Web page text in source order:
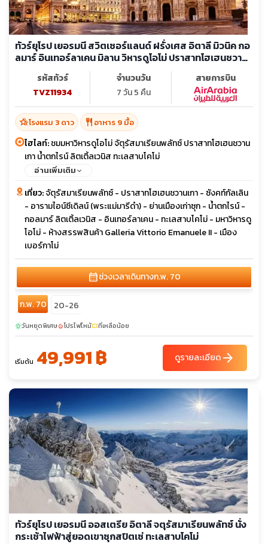
ทัวร์ยุโรป เยอรมนี สวิตเซอร์แลนด์ ฝรั่งเศส อิตาลี มิวนิค กอ
ลมาร์ อินเทอร์ลาเคน มิลาน วิหารดูโอโม่ ปราสาทโฮเฮนชวาน
รหัสทัวร์
TVZ11934
จำนวนวัน
7 วัน 5 คืน
สายการบิน
hotel_classโรงแรม 3 ดาว restaurant อาหาร 9 มื้อ
ไฮไลท์:ชมมหาวิหารดูโอโม่ จัตุรัสมาเรียนพลัทซ์ ปราสาทโฮเฮนชวาน
เกา น้ำตกไรน์ ลิตเติ้ลเวนิส ทะเลสาบโคโม่
อ่านเพิ่มเติม
เที่ยว:จัตุรัสมาเรียนพลัทซ์ - ปราสาทโฮเฮนชวานเกา - ซังคท์กัลเลิน
- อารามไอน์ซีเดิลน์ (พระแม่มารีดำ) - ย่านเมืองเก่าซุก - น้ำตกไรน์ -
กอลมาร์ ลิตเติ้ลเวนิส - อินเทอร์ลาเคน - ทะเลสาบโคโม่ - มหาวิหารดู
โอโม่ - ห้างสรรพสินค้า Galleria Vittorio Emanuele II - เมือง
เบอร์กาโม่
calendar_monthช่วงเวลาเดินทางก.พ. 70
ก.พ. 70 20-26
sunnyวันหยุดพิเศษlocal_fire_departmentโปรไฟไหม้confirmation_numberที่เหลือน้อย
เริ่มต้น 49,991 ฿ ดูรายละเอียดarrow_forward
ทัวร์ยุโรป เยอรมนี ออสเตรีย อิตาลี จตุรัสมาเรียนพลัทซ์ นั่ง
กระเช้าไฟฟ้าสู่ยอดเขาซุกสปิตเซ่ ทะเลสาบโคโม่